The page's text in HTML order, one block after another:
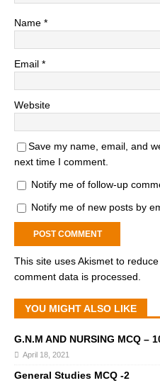
Name *
Email *
Website
Save my name, email, and
next time I comment.
Notify me of follow-up
Notify me of new posts by
This site uses Akismet to
comment data is processed.
YOU MIGHT ALSO LIKE
G.N.M AND NURSING MCQ –
April 18, 2021
General Studies MCQ -2